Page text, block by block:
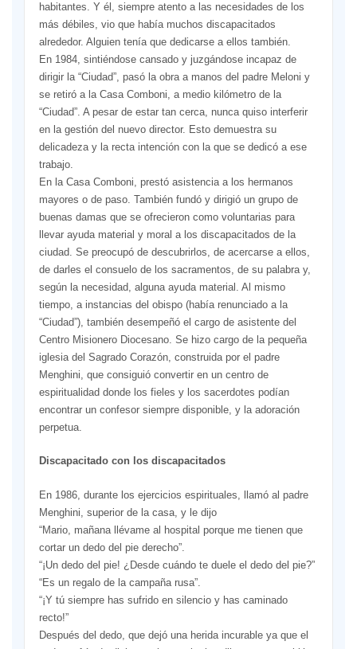
habitantes. Y él, siempre atento a las necesidades de los
más débiles, vio que había muchos discapacitados
alrededor. Alguien tenía que dedicarse a ellos también.
En 1984, sintiéndose cansado y juzgándose incapaz de
dirigir la “Ciudad”, pasó la obra a manos del padre Meloni y
se retiró a la Casa Comboni, a medio kilómetro de la
“Ciudad”. A pesar de estar tan cerca, nunca quiso interferir
en la gestión del nuevo director. Esto demuestra su
delicadeza y la recta intención con la que se dedicó a ese
trabajo.
En la Casa Comboni, prestó asistencia a los hermanos
mayores o de paso. También fundó y dirigió un grupo de
buenas damas que se ofrecieron como voluntarias para
llevar ayuda material y moral a los discapacitados de la
ciudad. Se preocupó de descubrirlos, de acercarse a ellos,
de darles el consuelo de los sacramentos, de su palabra y,
según la necesidad, alguna ayuda material. Al mismo
tiempo, a instancias del obispo (había renunciado a la
“Ciudad”), también desempeñó el cargo de asistente del
Centro Misionero Diocesano. Se hizo cargo de la pequeña
iglesia del Sagrado Corazón, construida por el padre
Menghini, que consiguió convertir en un centro de
espiritualidad donde los fieles y los sacerdotes podían
encontrar un confesor siempre disponible, y la adoración
perpetua.
Discapacitado con los discapacitados
En 1986, durante los ejercicios espirituales, llamó al padre
Menghini, superior de la casa, y le dijo
“Mario, mañana llévame al hospital porque me tienen que
cortar un dedo del pie derecho”.
“¡Un dedo del pie! ¿Desde cuándo te duele el dedo del pie?”
“Es un regalo de la campaña rusa”.
“¡Y tú siempre has sufrido en silencio y has caminado
recto!”
Después del dedo, que dejó una herida incurable ya que el